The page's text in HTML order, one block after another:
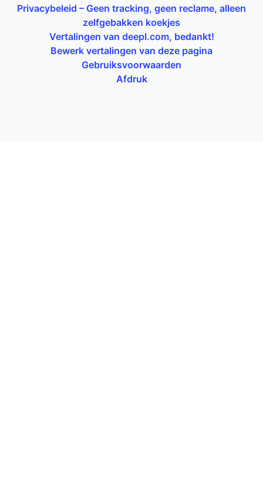
Privacybeleid – Geen tracking, geen reclame, alleen
zelfgebakken koekjes
Vertalingen van deepl.com, bedankt!
Bewerk vertalingen van deze pagina
Gebruiksvoorwaarden
Afdruk